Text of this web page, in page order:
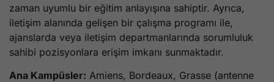
zaman uyumlu bir eğitim anlayışına sahiptir. Ayrıca,
iletişim alanında gelişen bir çalışma programı ile,
ajanslarda veya iletişim departmanlarında sorumluluk
sahibi pozisyonlara erişim imkanı sunmaktadır.
Ana Kampüsler: Amiens, Bordeaux, Grasse (antenne